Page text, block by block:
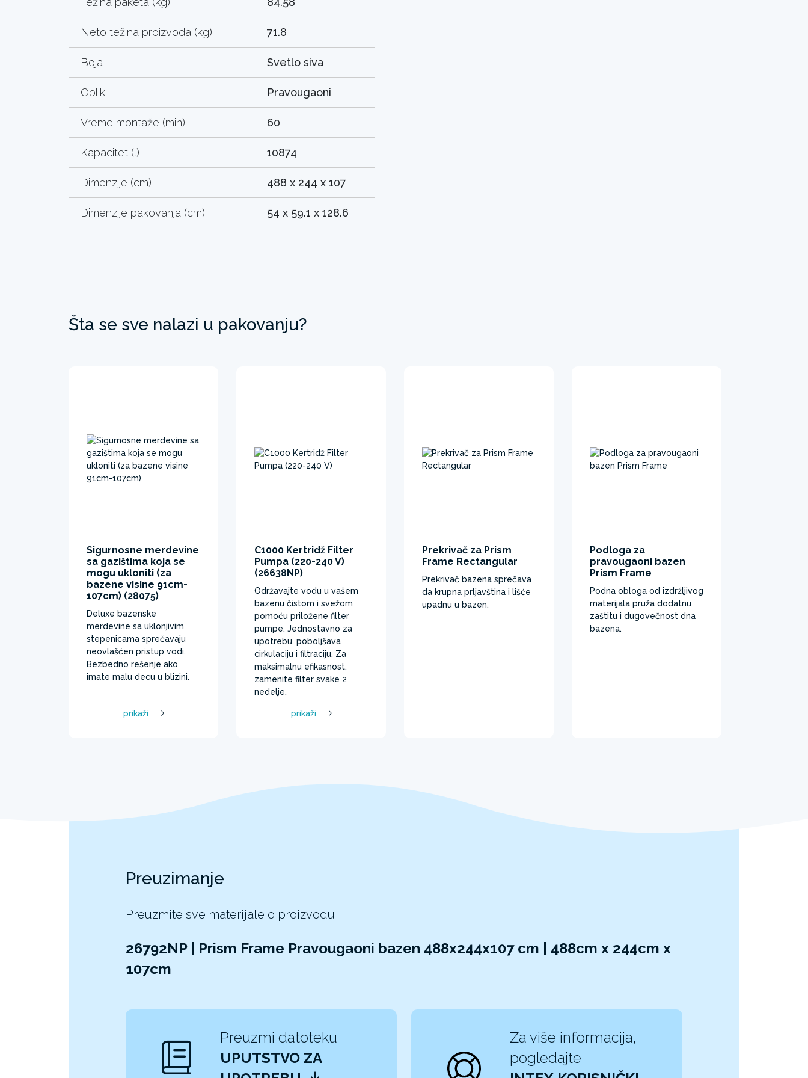
Neto težina proizvoda (kg) 71.8
Boja Svetlo siva
Oblik Pravougaoni
Vreme montaže (min) 60
Kapacitet (l) 10874
Dimenzije (cm) 488 x 244 x 107
Dimenzije pakovanja (cm) 54 x 59.1 x 128.6
Šta se sve nalazi u pakovanju?
Sigurnosne merdevine
sa gazištima koja se
mogu ukloniti (za
bazene visine 91cm-
107cm) (28075)
Deluxe bazenske
merdevine sa uklonjivim
stepenicama sprečavaju
neovlašćen pristup vodi.
Bezbedno rešenje ako
imate malu decu u blizini.
prikaži
C1000 Kertridž Filter
Pumpa (220-240 V)
(26638NP)
Održavajte vodu u vašem
bazenu čistom i svežom
pomoću priložene filter
pumpe. Jednostavno za
upotrebu, poboljšava
cirkulaciju i filtraciju. Za
maksimalnu efikasnost,
zamenite filter svake 2
nedelje.
prikaži
Prekrivač za Prism
Frame Rectangular
Prekrivač bazena sprečava
da krupna prljavština i lišće
upadnu u bazen. ​
Podloga za
pravougaoni bazen
Prism Frame
Podna obloga od izdržljivog
materijala pruža dodatnu
zaštitu i dugovečnost dna
bazena. ​
Preuzimanje
Preuzmite sve materijale o proizvodu
26792NP | Prism Frame Pravougaoni bazen 488x244x107 cm | 488cm x 244cm x
107cm
Preuzmi datoteku
UPUTSTVO ZA
Za više informacija,
pogledajte